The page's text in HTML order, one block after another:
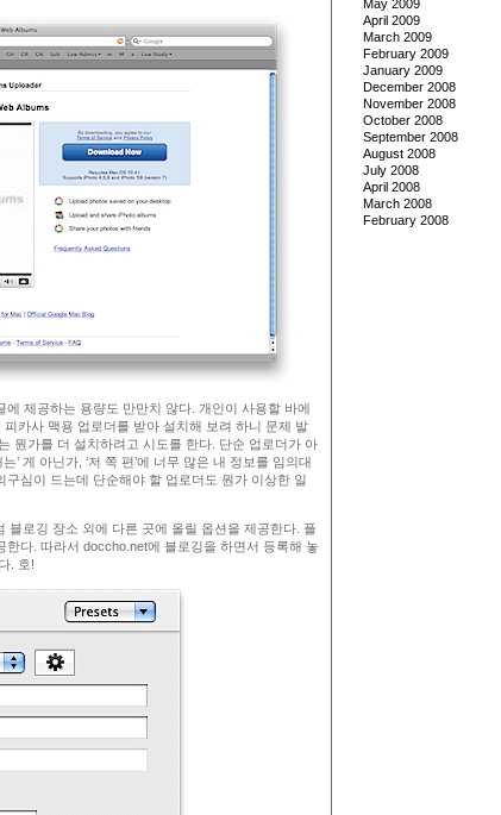
제공하는 용량도 만만치 않다. 개인이 사용할 바에
카사 맥용 업로더를 받아 설치해 보려 하니 문제 발
뭔가를 더 설치하려고 시도를 한다. 단순 업로더가 아
’ 게 아닌가, ‘저 쪽 편’에 너무 많은 내 정보를 임의대
심이 드는데 단순해야 할 업로더도 뭔가 이상한 일
블로깅 장소 외에 다른 곳에 올릴 옵션을 제공한다. 플
다. 따라서 doccho.net에 블로깅을 하면서 등록해 놓
. 호!
May 2009
April 2009
March 2009
February 2009
January 2009
December 2008
November 2008
October 2008
September 2008
August 2008
July 2008
April 2008
March 2008
February 2008